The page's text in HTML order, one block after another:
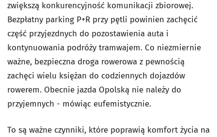
zwiększą konkurencyjność komunikacji zbiorowej.
Bezpłatny parking P+R przy pętli powinien zachęcić
część przyjezdnych do pozostawienia auta i
kontynuowania podróży tramwajem. Co niezmiernie
ważne, bezpieczna droga rowerowa z pewnością
zachęci wielu księżan do codziennych dojazdów
rowerem. Obecnie jazda Opolską nie należy do
przyjemnych - mówiąc eufemistycznie.
To są ważne czynniki, które poprawią komfort życia na